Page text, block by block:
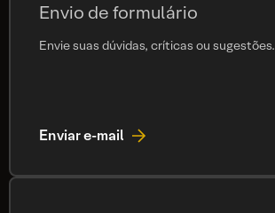
Envio de formulário
Envie suas dúvidas, críticas ou sugestões.
Enviar e-mail